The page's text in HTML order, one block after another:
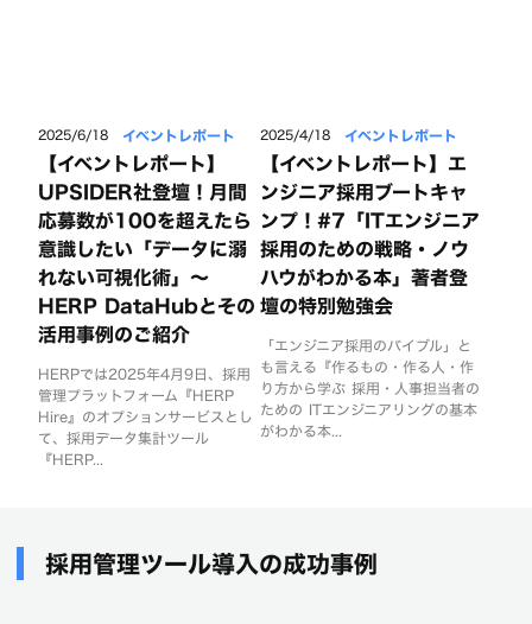
2025/6/18 イベントレポート
【イベントレポート】
UPSIDER社登壇！月間
応募数が100を超えたら
意識したい「データに溺
れない可視化術」〜
HERP DataHubとその
活用事例のご紹介
HERPでは2025年4月9日、採用
管理プラットフォーム『HERP
Hire』のオプションサービスとし
て、採用データ集計ツール
『HERP...
2025/4/18 イベントレポート
【イベントレポート】エ
ンジニア採用ブートキャ
ンプ！#7「ITエンジニア
採用のための戦略・ノウ
ハウがわかる本」著者登
壇の特別勉強会
「エンジニア採用のバイブル」と
も言える『作るもの・作る人・作
り方から学ぶ 採用・人事担当者の
ための ITエンジニアリングの基本
がわかる本...
採用管理ツール導入の成功事例